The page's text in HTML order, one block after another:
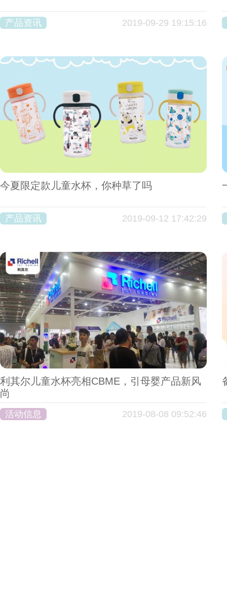
产品资讯 2019-09-29 19:15:16
今夏限定款儿童水杯，你种草了吗
产品资讯 2019-09-12 17:42:29
利其尔儿童水杯亮相CBME，引母婴产品新风
尚
活动信息 2019-08-08 09:52:46